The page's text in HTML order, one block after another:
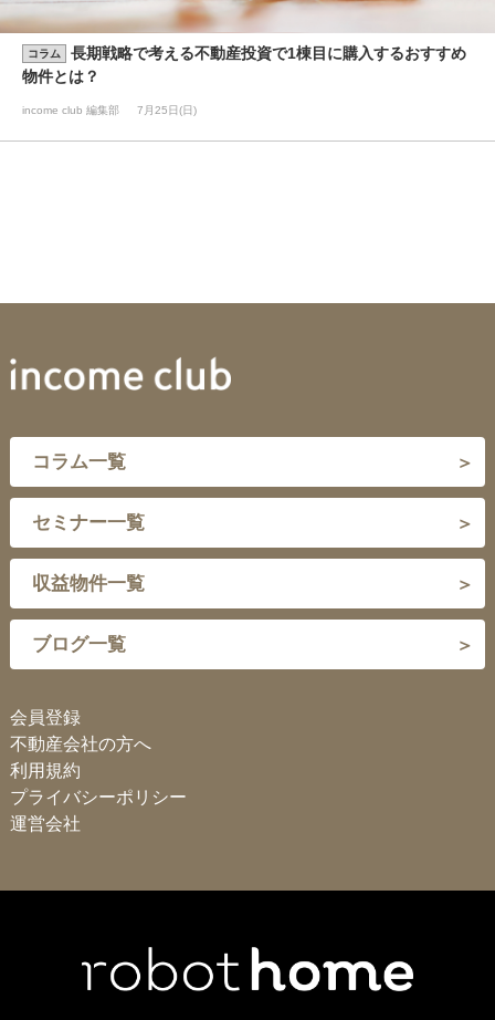
コラム
長期戦略で考える不動産投資で1棟目に購入するおすすめ
物件とは？
income club 編集部 7月25日(日)
コラム一覧
セミナー一覧
収益物件一覧
ブログ一覧
会員登録
不動産会社の方へ
利用規約
プライバシーポリシー
運営会社